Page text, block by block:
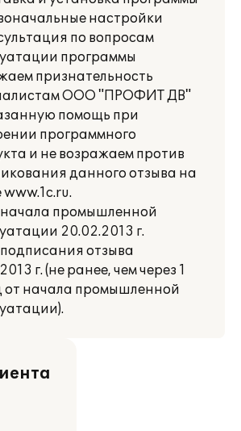
настройки
по вопросам
программы
признательность
ООО "ПРОФИТ ДВ"
помощь при
программного
и не возражаем против
данного отзыва на
www.1c.ru.
промышленной
20.02.2013 г.
отзыва
г. (не ранее, чем через 1
от начала промышленной